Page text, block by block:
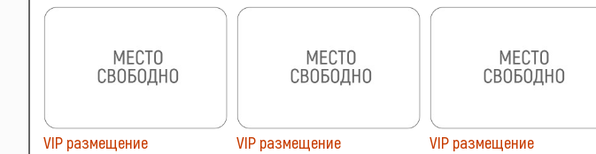
VIP размещение VIP размещение VIP размещение